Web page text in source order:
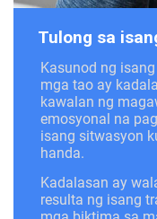
Tulong sa
Kasunod ng
mga tao ay
kawalan ng
emosyonal na
isang sitwasyon
handa.
Kadalasan ay
resulta ng isang